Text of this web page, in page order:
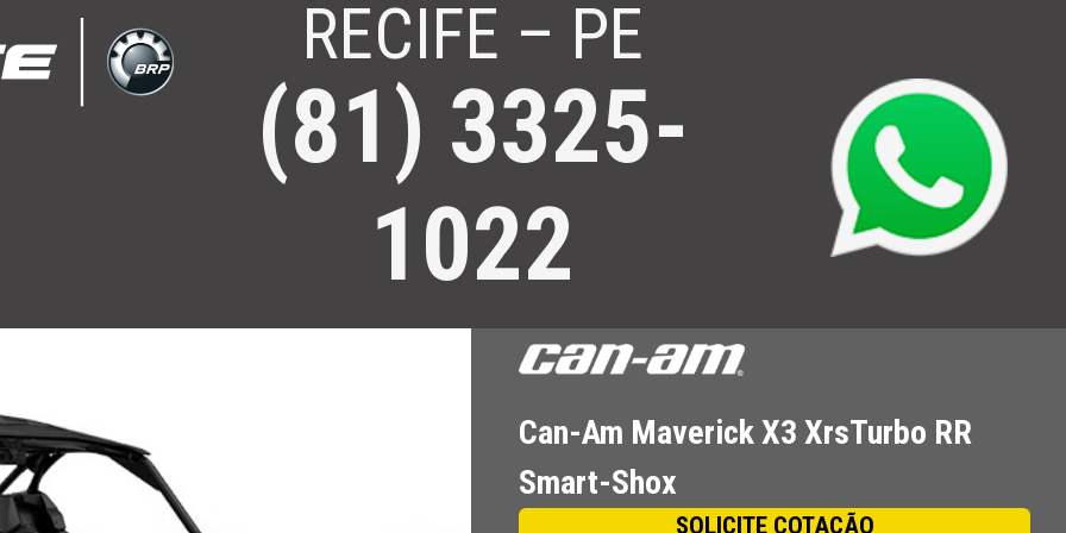
Can-Am. Concessionária Autorizada e Revenda BRP. Entre em Contato Hoje Mesmo! Saiba Mais.
RECIFE – PE
(81) 3325-
1022
Can-Am Maverick X3 XrsTurbo RR
Smart-Shox
SOLICITE COTAÇÃO